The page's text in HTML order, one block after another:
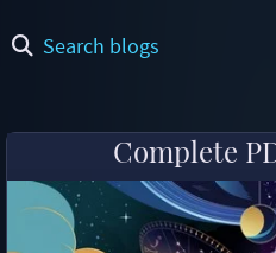
Search blogs
Complete